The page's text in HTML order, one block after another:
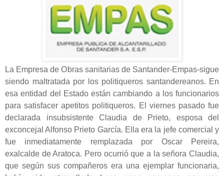
La Empresa de Obras sanitarias de Santander-Empas-sigue
siendo maltratada por los politiqueros santandereanos. En
esa entidad del Estado están cambiando a los funcionarios
para satisfacer apetitos politiqueros. El viernes pasado fue
declarada insubsistente Claudia de Prieto, esposa del
exconcejal Alfonso Prieto García. Ella era la jefe comercial y
fue inmediatamente remplazada por Oscar Pereira,
exalcalde de Aratoca. Pero ocurrió que a la señora Claudia,
que según sus compañeros era una ejemplar funcionaria,